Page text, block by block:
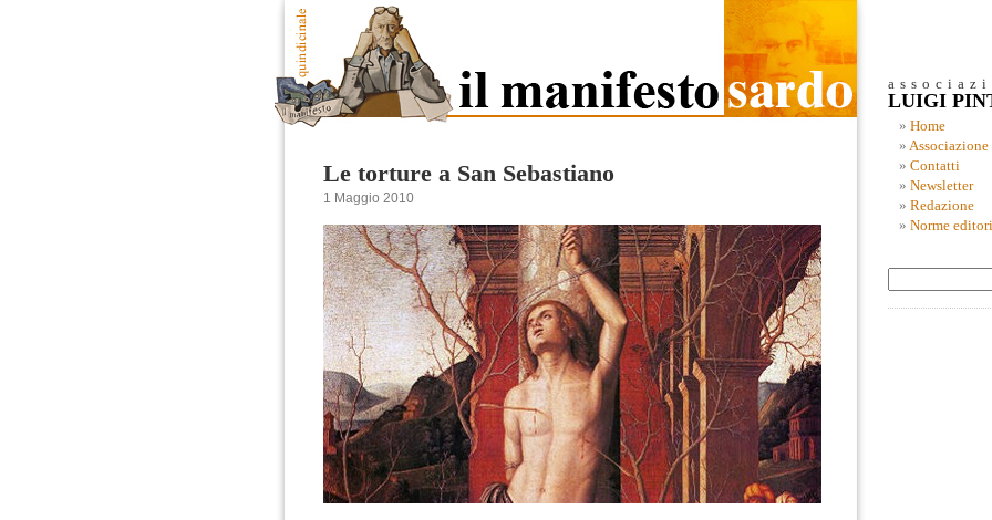
Le torture a San Sebastiano
1 Maggio 2010
LUIGI
Home
Associazione
Contatti
Newsletter
Redazione
Norme